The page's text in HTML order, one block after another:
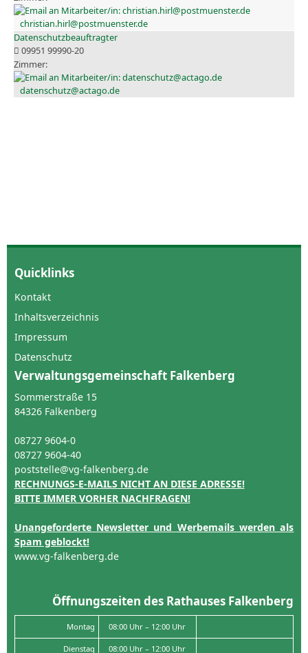
christian.hirl@postmuenster.de
Datenschutzbeauftragter
09951 99990-20
datenschutz@actago.de
Quicklinks
Kontakt
Inhaltsverzeichnis
Impressum
Datenschutz
Verwaltungsgemeinschaft Falkenberg
Sommerstraße 15
84326 Falkenberg
08727 9604-0
08727 9604-40
poststelle@vg-falkenberg.de
RECHNUNGS-E-MAILS NICHT AN DIESE ADRESSE!
BITTE IMMER VORHER NACHFRAGEN!
Unangeforderte Newsletter und Werbemails werden als
Spam geblockt!
www.vg-falkenberg.de
Öffnungszeiten des Rathauses Falkenberg
Montag 08:00 Uhr – 12:00 Uhr
Dienstag 08:00 Uhr – 12:00 Uhr